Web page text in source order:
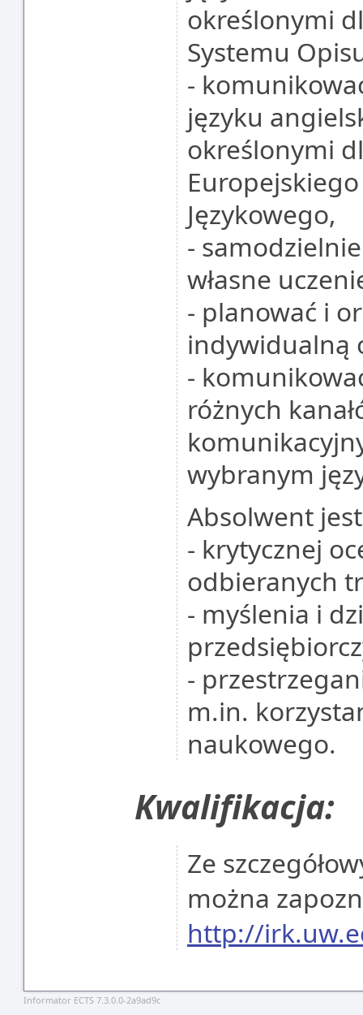
określonymi
Systemu
-
języku
określonymi
Językowego,
-
własne
- planować i
indywidualną
-
różnych
wybranym
Absolwent
- krytycznej
odbieranych
- myślenia i
-
m.in.
naukowego.
Kwalifikacja:
Ze
można
http://
Informator ECTS 7.3.0.0-2a9ad9c